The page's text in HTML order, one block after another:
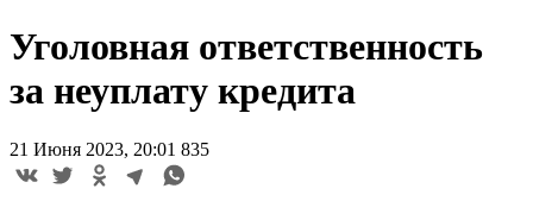
Уголовная ответственность
за неуплату кредита
21 Июня 2023, 20:01 835